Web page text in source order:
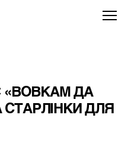
«ВОВКАМ ДА
СТАРЛІНКИ ДЛЯ